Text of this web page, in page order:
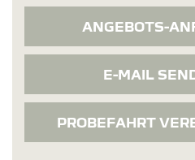
ANGEBOTS-
E-MAIL
PROBEFAHRT